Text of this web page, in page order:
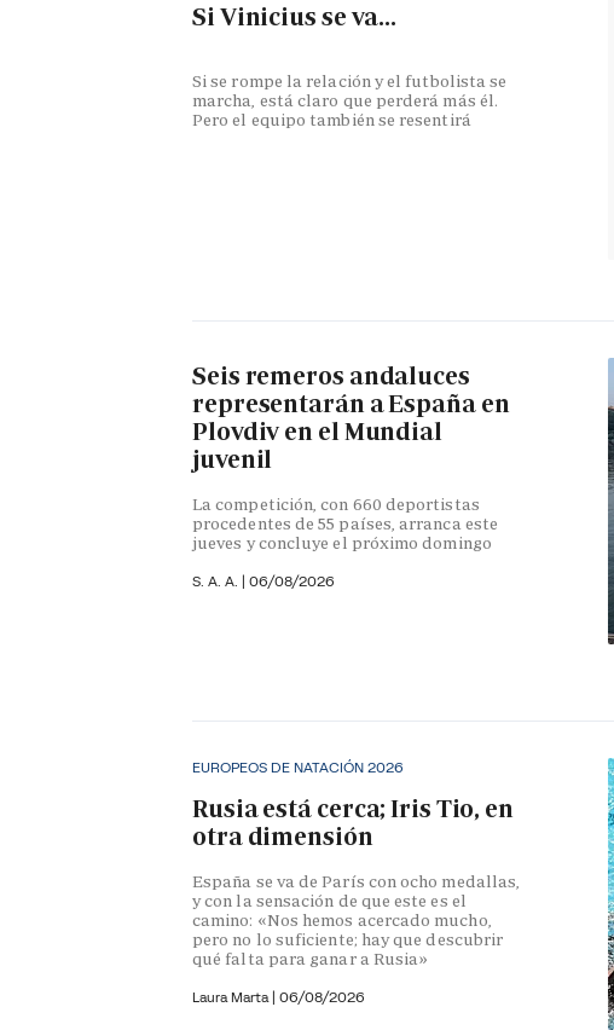
Si Vinicius se va...
Si se rompe la relación y el futbolista se
marcha, está claro que perderá más él.
Pero el equipo también se resentirá
Seis remeros andaluces
representarán a España en
Plovdiv en el Mundial
juvenil
La competición, con 660 deportistas
procedentes de 55 países, arranca este
jueves y concluye el próximo domingo
S. A. A. | 06/08/2026
EUROPEOS DE NATACIÓN 2026
Rusia está cerca; Iris Tio, en
otra dimensión
España se va de París con ocho medallas,
y con la sensación de que este es el
camino: «Nos hemos acercado mucho,
pero no lo suficiente; hay que descubrir
qué falta para ganar a Rusia»
Laura Marta | 06/08/2026